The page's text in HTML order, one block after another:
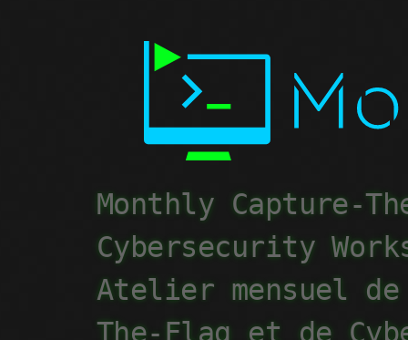
Monthly Capture-
Cybersecurity
Atelier mensuel
The-Flag et de